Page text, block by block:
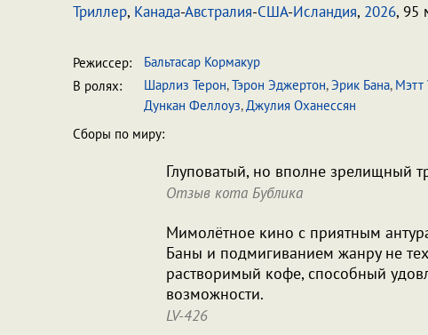
Триллер, Канада-Австралия-США-Исландия, 2026, 95
Режиссер:
Бальтасар Кормакур
В ролях:
Шарлиз Терон,Тэрон Эджертон,Эрик Бана, Мэтт
Дункан Феллоуз,Джулия Оханессян
Сборы по миру:
Глуповатый, но вполне зрелищный
Отзыв кота Бублика
Мимолётное кино с приятным
Баны и подмигиванием жанру не
растворимый кофе, способный
возможности.
LV-426